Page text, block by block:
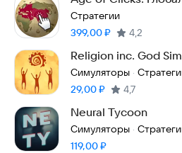
Стратегии
Цена:
399,00₽ 4,2
Religion inc. God
Симуляторы ·
Цена:
29,00₽ 4,7
Neural Tycoon
Симуляторы ·
Цена:
119,00₽